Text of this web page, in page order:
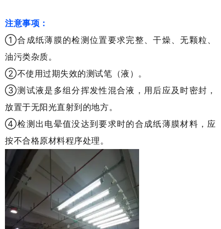
注意事项：
①合成纸薄膜的检测位置要求完整、干燥、无颗粒、
油污类杂质。
②不使用过期失效的测试笔（液）。
③测试液是多组分挥发性混合液，用后应及时密封，
放置于无阳光直射到的地方。
④检测出电晕值没达到要求时的合成纸薄膜材料，应
按不合格原材料程序处理。